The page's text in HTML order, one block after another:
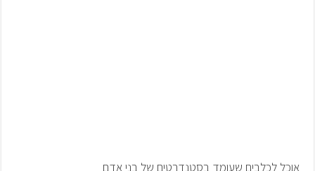
אוכל לכלבים שעומד בסטנדרטים של בני אדם